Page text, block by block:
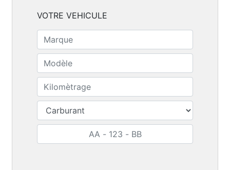
VOTRE VEHICULE